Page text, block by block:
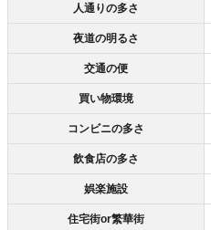
人通りの多さ
夜道の明るさ
交通の便
買い物環境
コンビニの多さ
飲食店の多さ
娯楽施設
住宅街or繁華街